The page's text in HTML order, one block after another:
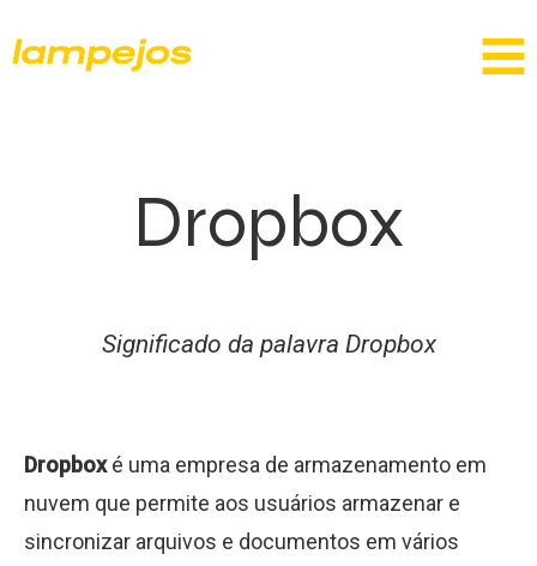
Dropbox
Significado da palavra Dropbox
Dropboxé uma empresa de armazenamento em
nuvem que permite aos usuários armazenar e
sincronizar arquivos e documentos em vários